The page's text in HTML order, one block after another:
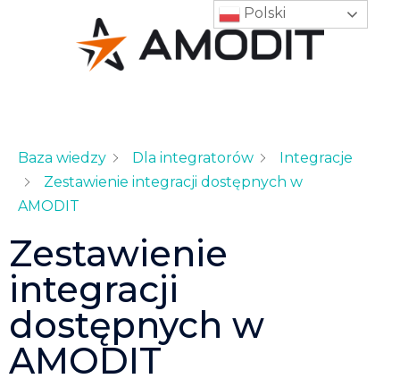
Baza wiedzy Dla integratorów
Integracje
Zestawienie integracji dostępnych w
AMODIT
Zestawienie
integracji
dostępnych w
AMODIT
Polski